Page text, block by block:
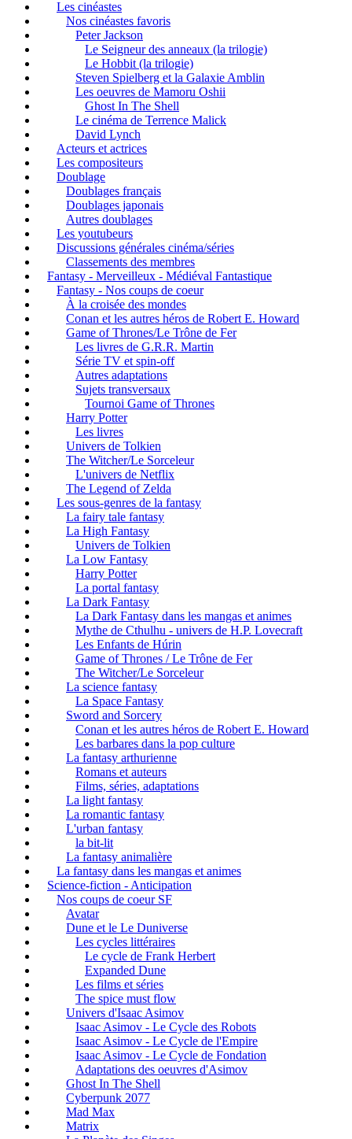
Les cinéastes
Nos cinéastes favoris
Peter Jackson
Le Seigneur des anneaux (la trilogie)
Le Hobbit (la trilogie)
Steven Spielberg et la Galaxie Amblin
Les oeuvres de Mamoru Oshii
Ghost In The Shell
Le cinéma de Terrence Malick
David Lynch
Acteurs et actrices
Les compositeurs
Doublage
Doublages français
Doublages japonais
Autres doublages
Les youtubeurs
Discussions générales cinéma/séries
Classements des membres
Fantasy - Merveilleux - Médiéval Fantastique
Fantasy - Nos coups de coeur
À la croisée des mondes
Conan et les autres héros de Robert E. Howard
Game of Thrones/Le Trône de Fer
Les livres de G.R.R. Martin
Série TV et spin-off
Autres adaptations
Sujets transversaux
Tournoi Game of Thrones
Harry Potter
Les livres
Univers de Tolkien
The Witcher/Le Sorceleur
L'univers de Netflix
The Legend of Zelda
Les sous-genres de la fantasy
La fairy tale fantasy
La High Fantasy
Univers de Tolkien
La Low Fantasy
Harry Potter
La portal fantasy
La Dark Fantasy
La Dark Fantasy dans les mangas et animes
Mythe de Cthulhu - univers de H.P. Lovecraft
Les Enfants de Húrin
Game of Thrones / Le Trône de Fer
The Witcher/Le Sorceleur
La science fantasy
La Space Fantasy
Sword and Sorcery
Conan et les autres héros de Robert E. Howard
Les barbares dans la pop culture
La fantasy arthurienne
Romans et auteurs
Films, séries, adaptations
La light fantasy
La romantic fantasy
L'urban fantasy
la bit-lit
La fantasy animalière
La fantasy dans les mangas et animes
Science-fiction - Anticipation
Nos coups de coeur SF
Avatar
Dune et le Le Duniverse
Les cycles littéraires
Le cycle de Frank Herbert
Expanded Dune
Les films et séries
The spice must flow
Univers d'Isaac Asimov
Isaac Asimov - Le Cycle des Robots
Isaac Asimov - Le Cycle de l'Empire
Isaac Asimov - Le Cycle de Fondation
Adaptations des oeuvres d'Asimov
Ghost In The Shell
Cyberpunk 2077
Mad Max
Matrix